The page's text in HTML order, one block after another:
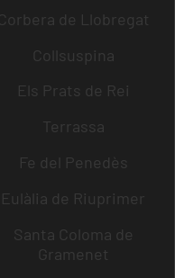
Corbera de Llobregat
Collsuspina
Els Prats de Rei
Terrassa
Fe del Penedès
Eulàlia de Riuprimer
Santa Coloma de
Gramenet